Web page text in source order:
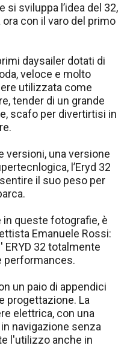
si sviluppa l’idea del 32,
con il varo del primo
daysailer dotati di
veloce e molto
utilizzata come
tender di un grande
scafo per divertirtisi in
versioni, una versione
l’Eryd 32
il suo peso per
in queste fotografie, è
Emanuele Rossi:
ERYD 32 totalmente
performances.
un paio di appendici
progettazione. La
elettrica, con una
navigazione senza
l'utilizzo anche in